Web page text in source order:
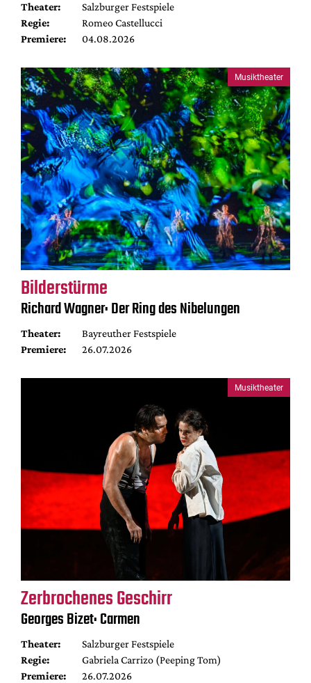
Theater:
Salzburger Festspiele
Regie:
Romeo Castellucci
Premiere:
04.08.2026
Musiktheater
Bilderstürme
Richard Wagner: Der Ring des Nibelungen
Theater:
Bayreuther Festspiele
Premiere:
26.07.2026
Musiktheater
Zerbrochenes Geschirr
Georges Bizet: Carmen
Theater:
Salzburger Festspiele
Regie:
Gabriela Carrizo (Peeping Tom)
Premiere:
26.07.2026